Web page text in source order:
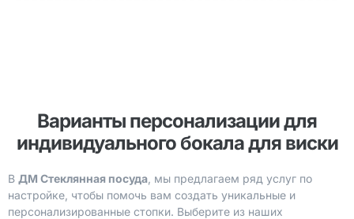
Варианты персонализации для
индивидуального бокала для виски
В ДМ Стеклянная посуда , мы предлагаем ряд услуг по
настройке, чтобы помочь вам создать уникальные и
персонализированные стопки. Выберите из наших